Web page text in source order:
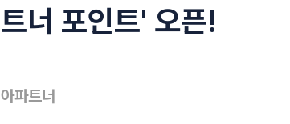
트너 포인트' 오픈!
아파트너